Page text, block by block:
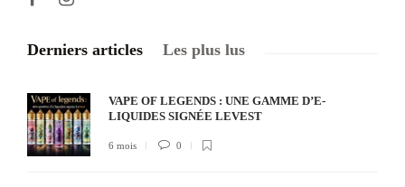
Derniers articles Les plus lus
VAPE OF LEGENDS : UNE GAMME D’E-
LIQUIDES SIGNÉE LEVEST
6 mois 0